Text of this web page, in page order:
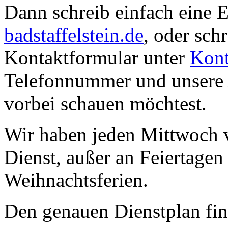
Dann schreib einfach eine
badstaffelstein.de, oder
Kontaktformular unter
Telefonnummer und
vorbei schauen möchtest.
Wir haben jeden
Dienst, außer an
Weihnachtsferien.
Den genauen Dienstplan